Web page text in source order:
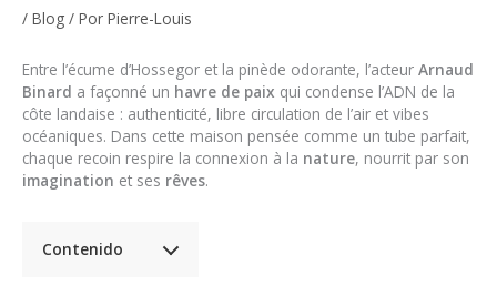
/ Blog / Por Pierre-Louis
Entre l’écume d’Hossegor et la pinède odorante, l’acteur Arnaud
Binard a façonné un havre de paix qui condense l’ADN de la
côte landaise : authenticité, libre circulation de l’air et vibes
océaniques. Dans cette maison pensée comme un tube parfait,
chaque recoin respire la connexion à la nature, nourrit par son
imagination et ses rêves.
Contenido